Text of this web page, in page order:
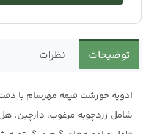
توضیحات نظرات
ادویه خورشت قیمه مهرسام با
شامل زردچوبه مرغوب، دارچین،